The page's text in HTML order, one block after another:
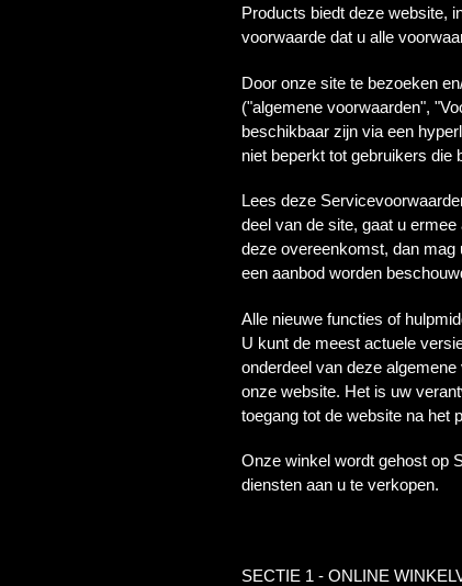
Products biedt deze website,
voorwaarde dat u alle
Door onze site te bezoeken
("algemene voorwaarden",
beschikbaar zijn via een
niet beperkt tot gebruikers die
Lees deze
deel van de site, gaat u
deze overeenkomst, dan mag
een aanbod worden
Alle nieuwe functies of
U kunt de meest actuele
onderdeel van deze
onze website. Het is uw
toegang tot de website na het
Onze winkel wordt gehost op
diensten aan u te verkopen.
SECTIE 1 - ONLINE